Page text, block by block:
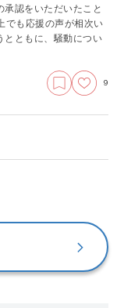
認をいただいたこと
でも応援の声が相次い
とともに、騒動につい
9